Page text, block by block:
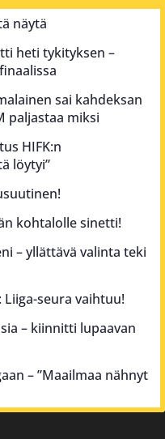
näytä
heti tykityksen –
sai kahdeksan
paljastaa miksi
HIFK:n
löytyi”
kohtalolle sinetti!
– yllättävä valinta teki
seura vaihtuu!
– kiinnitti lupaavan
– ”Maailmaa nähnyt